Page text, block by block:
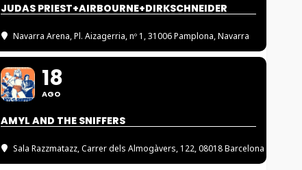
JUDAS PRIEST+AIRBOURNE+DIRKSCHNEIDER
Navarra Arena, Pl. Aizagerria, nº 1, 31006 Pamplona, Navarra
18
AGO
AMYL AND THE SNIFFERS
Sala Razzmatazz, Carrer dels Almogàvers, 122, 08018 Barcelona